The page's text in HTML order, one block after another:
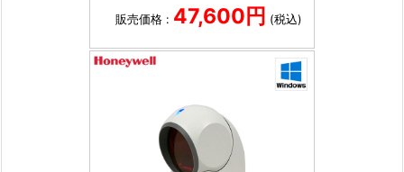
販売価格 : 47,600円 (税込)